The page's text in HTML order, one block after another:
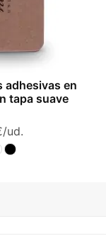
adhesivas en
tapa suave
ud.